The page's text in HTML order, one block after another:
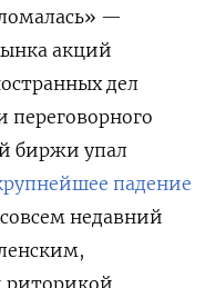
—
акций
дел
переговорного
биржи упал
падение
недавний